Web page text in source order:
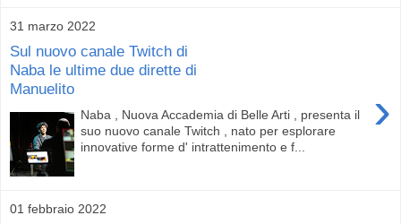
31 marzo 2022
Sul nuovo canale Twitch di
Naba le ultime due dirette di
Manuelito
›
Naba , Nuova Accademia di Belle Arti , presenta il
suo nuovo canale Twitch , nato per esplorare
innovative forme d' intrattenimento e f...
01 febbraio 2022